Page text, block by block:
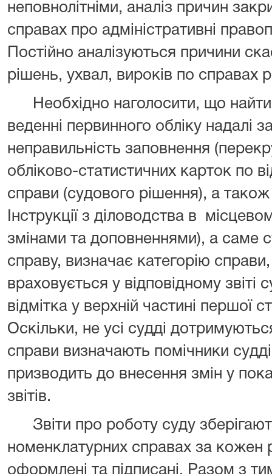
неповнолітніми, аналіз причин
справах про адміністративні
Постійно аналізуються причини
рішень, ухвал, вироків по справах
Необхідно наголосити, що
веденні первинного обліку надалі
неправильність заповнення
обліково-статистичних карток по
справи (судового рішення), а
Інструкції з діловодства в
змінами та доповненнями), а саме
справу, визначає категорію
враховується у відповідному
відмітка у верхній частині першої
Оскільки, не усі судді
справи визначають помічники
призводить до внесення змін у
звітів.
Звіти про роботу суду
номенклатурних справах за кожен
оформлені та підписані. Разом з тим